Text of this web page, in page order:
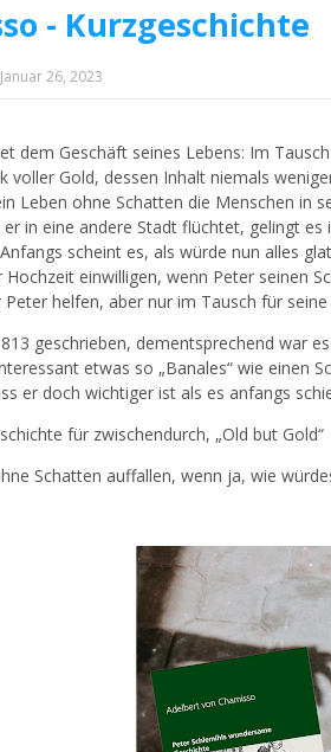
- Kurzgeschichte
Januar 26, 2023
dem Geschäft seines Lebens: Im
voller Gold, dessen Inhalt niemals
Leben ohne Schatten die Menschen in
in eine andere Stadt flüchtet, gelingt
scheint es, als würde nun alles
einwilligen, wenn Peter seinen
helfen, aber nur im Tausch für
geschrieben, dementsprechend war
etwas so „Banales“ wie einen
er doch wichtiger ist als es anfangs
für zwischendurch, „Old but Gold“
Schatten auffallen, wenn ja, wie